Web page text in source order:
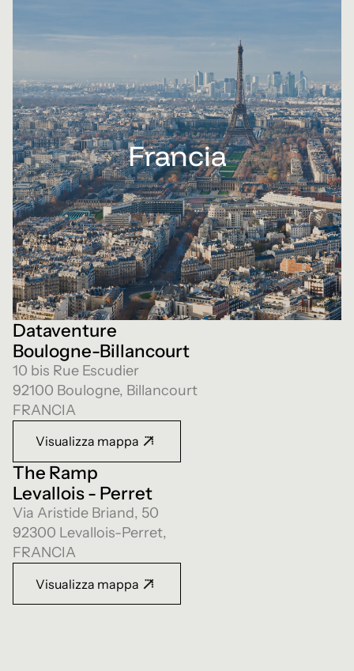
Francia
Dataventure
Boulogne-Billancourt
10 bis Rue Escudier
92100 Boulogne, Billancourt
FRANCIA
Visualizza mappa
The Ramp
Levallois - Perret
Via Aristide Briand, 50
92300 Levallois-Perret,
FRANCIA
Visualizza mappa